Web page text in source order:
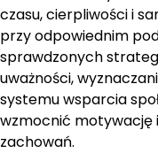
czasu, cierpliwości i
przy odpowiednim
sprawdzonych
uważności,
systemu wsparcia
wzmocnić motywację
zachowań.